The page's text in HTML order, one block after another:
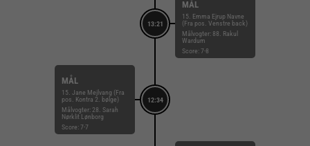
13:21
MÅL
15. Emma Ejrup Navne
(Fra pos. Venstre back)
Målvogter: 88. Rakul
Wardum
Score: 7-8
12:34
MÅL
15. Jane Mejlvang (Fra
pos. Kontra 2. bølge)
Målvogter: 28. Sarah
Nørklit Lønborg
Score: 7-7